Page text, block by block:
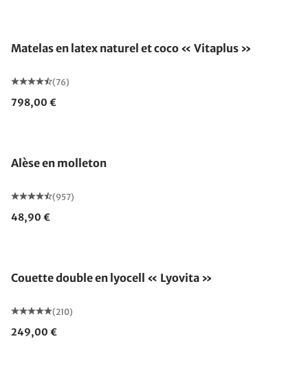
Matelas en latex naturel et coco « Vitaplus »
(76)
798,00 €
Alèse en molleton
(957)
48,90 €
Couette double en lyocell « Lyovita »
(210)
249,00 €